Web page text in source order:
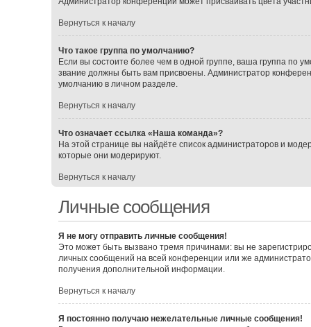
Вернуться к началу
Что такое группа по умолчанию?
Если вы состоите более чем в одной группе, ваша группа по
звание должны быть вам присвоены. Администратор
умолчанию в личном разделе.
Вернуться к началу
Что означает ссылка «Наша команда»?
На этой странице вы найдёте список администраторов и
которые они модерируют.
Вернуться к началу
Личные сообщения
Я не могу отправить личные сообщения!
Это может быть вызвано тремя причинами: вы не
личных сообщений на всей конференции или же
получения дополнительной информации.
Вернуться к началу
Я постоянно получаю нежелательные личные сообщения!